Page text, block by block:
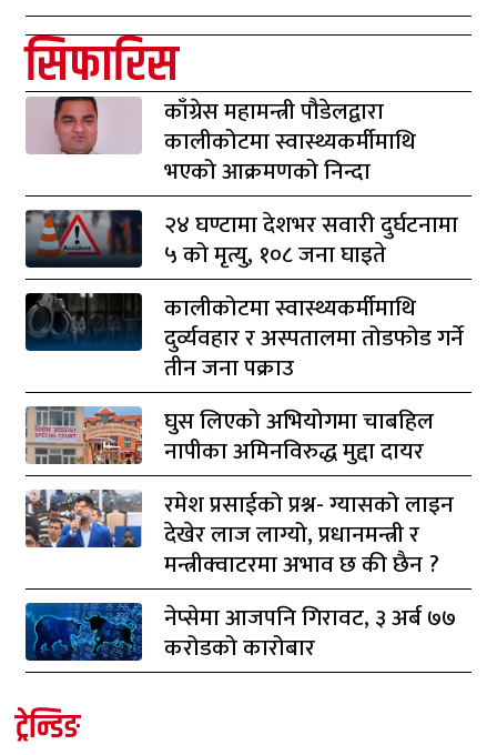
सिफारिस
काँग्रेस महामन्त्री पौडेलद्वारा
कालीकोटमा स्वास्थ्यकर्मीमाथि
भएको आक्रमणको निन्दा
२४ घण्टामा देशभर सवारी दुर्घटनामा
५ को मृत्यु, १०८ जना घाइते
कालीकोटमा स्वास्थ्यकर्मीमाथि
दुर्व्यवहार र अस्पतालमा तोडफोड गर्ने
तीन जना पक्राउ
घुस लिएको अभियोगमा चाबहिल
नापीका अमिनविरुद्ध मुद्दा दायर
रमेश प्रसाईको प्रश्न- ग्यासको लाइन
देखेर लाज लाग्यो, प्रधानमन्त्री र
मन्त्रीक्वाटरमा अभाव छ की छैन ?
नेप्सेमा आजपनि गिरावट, ३ अर्ब ७७
करोडको कारोबार
ट्रेन्डिङ